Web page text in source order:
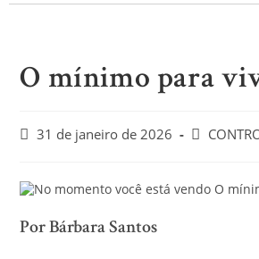
O mínimo para
31 de janeiro de 2026
Por Bárbara Santos